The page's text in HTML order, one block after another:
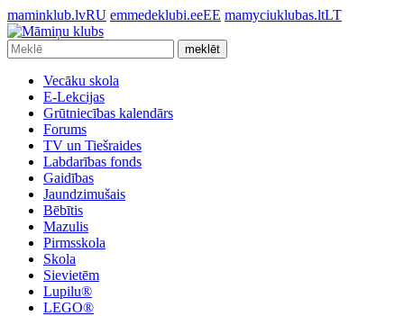
maminklub.lvRU emmedeklubi.eeEE mamyciuklubas.ltLT
meklēt
Vecāku skola
E-Lekcijas
Grūtniecības kalendārs
Forums
TV un Tiešraides
Labdarības fonds
Gaidības
Jaundzimušais
Bēbītis
Mazulis
Pirmsskola
Skola
Sievietēm
Lupilu®
LEGO®